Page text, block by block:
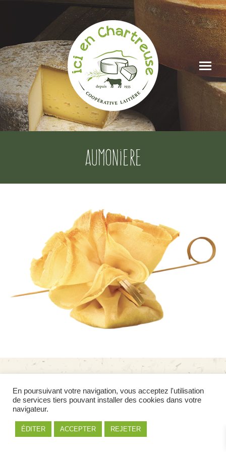
aumoniere
En poursuivant votre navigation, vous acceptez l'utilisation
de services tiers pouvant installer des cookies dans votre
navigateur.
ÉDITER ACCEPTER REJETER